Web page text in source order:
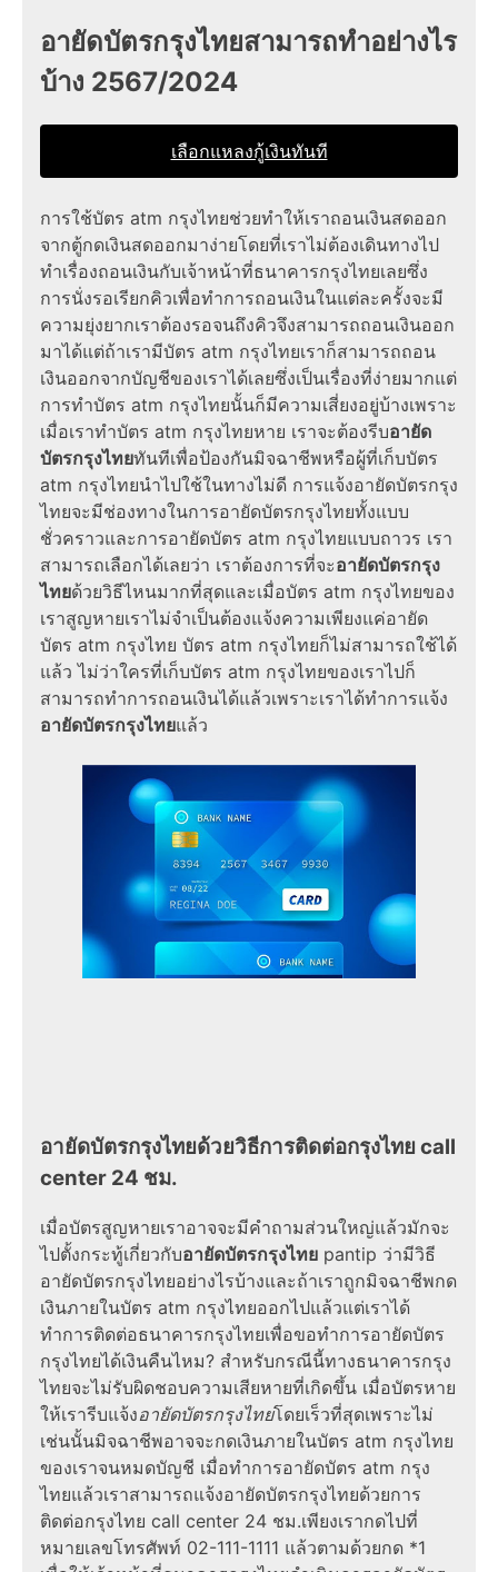
อายัดบัตรกรุงไทยสามารถทำอย่างไร
บ้าง 2567/2024
เลือกแหลงกู้เงินทันที
การใช้บัตร atm กรุงไทยช่วยทำให้เราถอนเงินสดออก
จากตู้กดเงินสดออกมาง่ายโดยที่เราไม่ต้องเดินทางไป
ทำเรื่องถอนเงินกับเจ้าหน้าที่ธนาคารกรุงไทยเลยซึ่ง
การนั่งรอเรียกคิวเพื่อทำการถอนเงินในแต่ละครั้งจะมี
ความยุ่งยากเราต้องรอจนถึงคิวจึงสามารถถอนเงินออก
มาได้แต่ถ้าเรามีบัตร atm กรุงไทยเราก็สามารถถอน
เงินออกจากบัญชีของเราได้เลยซึ่งเป็นเรื่องที่ง่ายมากแต่
การทำบัตร atm กรุงไทยนั้นก็มีความเสี่ยงอยู่บ้างเพราะ
เมื่อเราทำบัตร atm กรุงไทยหาย เราจะต้องรีบอายัด
บัตรกรุงไทยทันทีเพื่อป้องกันมิจฉาชีพหรือผู้ที่เก็บบัตร
atm กรุงไทยนำไปใช้ในทางไม่ดี การแจ้งอายัดบัตรกรุง
ไทยจะมีช่องทางในการอายัดบัตรกรุงไทยทั้งแบบ
ชั่วคราวและการอายัดบัตร atm กรุงไทยแบบถาวร เรา
สามารถเลือกได้เลยว่า เราต้องการที่จะอายัดบัตรกรุง
ไทยด้วยวิธีไหนมากที่สุดและเมื่อบัตร atm กรุงไทยของ
เราสูญหายเราไม่จำเป็นต้องแจ้งความเพียงแค่อายัด
บัตร atm กรุงไทย บัตร atm กรุงไทยก็ไม่สามารถใช้ได้
แล้ว ไม่ว่าใครที่เก็บบัตร atm กรุงไทยของเราไปก็
สามารถทำการถอนเงินได้แล้วเพราะเราได้ทำการแจ้ง
อายัดบัตรกรุงไทยแล้ว
อายัดบัตรกรุงไทยด้วยวิธีการติดต่อกรุงไทย call
center 24 ชม.
เมื่อบัตรสูญหายเราอาจจะมีคำถามส่วนใหญ่แล้วมักจะ
ไปตั้งกระทู้เกี่ยวกับอายัดบัตรกรุงไทย pantip ว่ามีวิธี
อายัดบัตรกรุงไทยอย่างไรบ้างและถ้าเราถูกมิจฉาชีพกด
เงินภายในบัตร atm กรุงไทยออกไปแล้วแต่เราได้
ทำการติดต่อธนาคารกรุงไทยเพื่อขอทำการอายัดบัตร
กรุงไทยได้เงินคืนไหม? สำหรับกรณีนี้ทางธนาคารกรุง
ไทยจะไม่รับผิดชอบความเสียหายที่เกิดขึ้น เมื่อบัตรหาย
ให้เรารีบแจ้งอายัดบัตรกรุงไทยโดยเร็วที่สุดเพราะไม่
เช่นนั้นมิจฉาชีพอาจจะกดเงินภายในบัตร atm กรุงไทย
ของเราจนหมดบัญชี เมื่อทำการอายัดบัตร atm กรุง
ไทยแล้วเราสามารถแจ้งอายัดบัตรกรุงไทยด้วยการ
ติดต่อกรุงไทย call center 24 ชม.เพียงเรากดไปที่
หมายเลขโทรศัพท์ 02-111-1111 แล้วตามด้วยกด *1